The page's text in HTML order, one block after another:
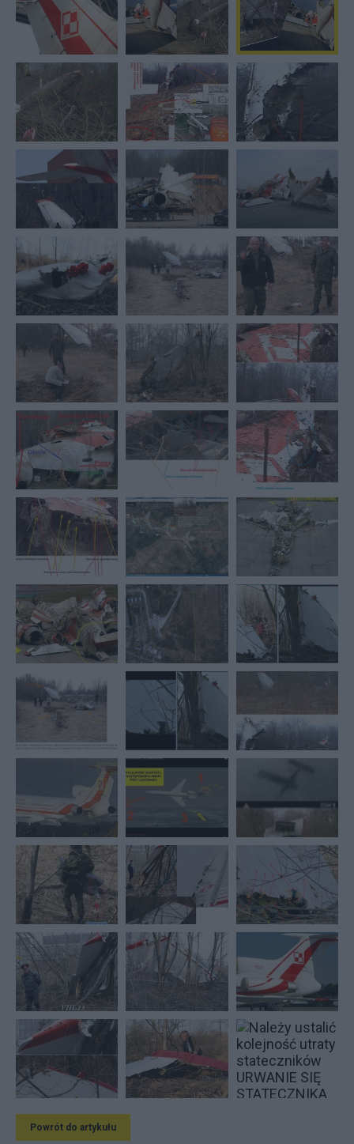
Powrót do artykułu